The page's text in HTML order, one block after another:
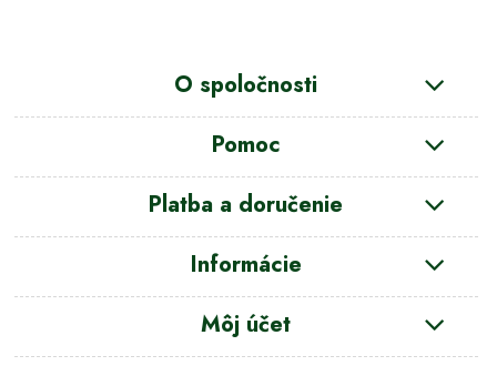
O spoločnosti
Pomoc
Platba a doručenie
Informácie
Môj účet